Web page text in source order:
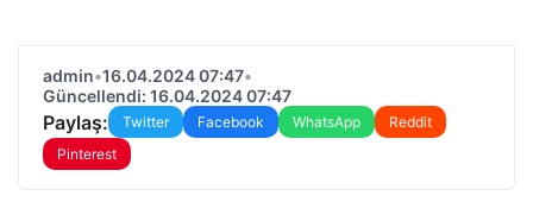
admin•16.04.2024 07:47•
Güncellendi: 16.04.2024 07:47
Paylaş: Twitter Facebook WhatsApp
Reddit
Pinterest